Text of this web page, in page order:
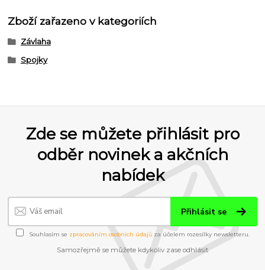
Zboží zařazeno v kategoriích
Závlaha
Spojky
Zde se můžete přihlásit pro
odběr novinek a akčních
nabídek
Přihlásit se
Souhlasím se zpracováním osobních údajůza účelem rozesílky newsletteru.
Samozřejmě se můžete kdykoliv zase odhlásit